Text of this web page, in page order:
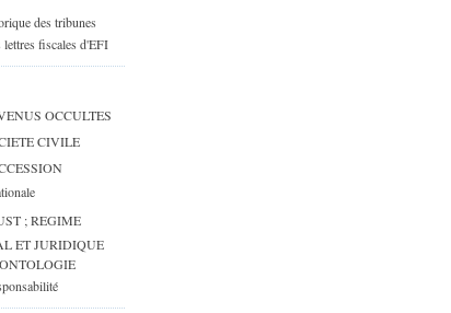
des tribunes
lettres fiscales d'EFI
OCCULTES
CIVILE
; REGIME
ET JURIDIQUE